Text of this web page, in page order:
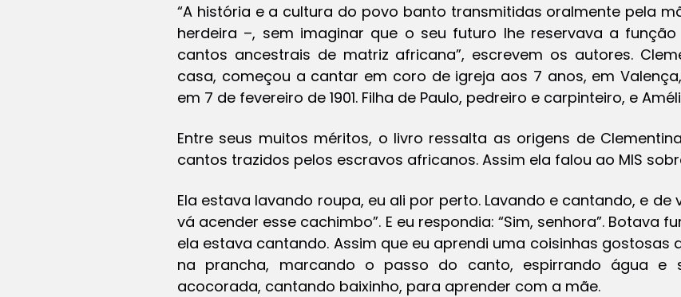
“A história e a cultura do povo banto transmitidas oralmente pela
herdeira –, sem imaginar que o seu futuro lhe reservava a
cantos ancestrais de matriz africana”, escrevem os autores.
casa, começou a cantar em coro de igreja aos 7 anos, em
em 7 de fevereiro de 1901. Filha de Paulo, pedreiro e carpinteiro, e
Entre seus muitos méritos, o livro ressalta as origens de
cantos trazidos pelos escravos africanos. Assim ela falou ao MIS
Ela estava lavando roupa, eu ali por perto. Lavando e cantando, e de
vá acender esse cachimbo”. E eu respondia: “Sim, senhora”. Botava
ela estava cantando. Assim que eu aprendi uma coisinhas gostosas
na prancha, marcando o passo do canto, espirrando água e
acocorada, cantando baixinho, para aprender com a mãe.